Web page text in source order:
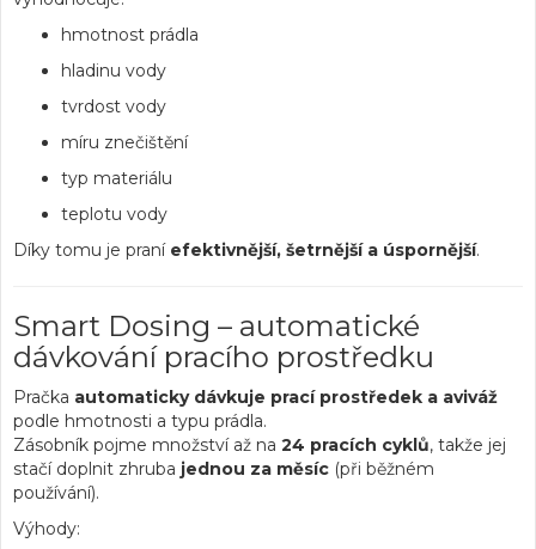
hmotnost prádla
hladinu vody
tvrdost vody
míru znečištění
typ materiálu
teplotu vody
Díky tomu je praní efektivnější, šetrnější a úspornější.
Smart Dosing – automatické
dávkování pracího prostředku
Pračka automaticky dávkuje prací prostředek a aviváž
podle hmotnosti a typu prádla.
Zásobník pojme množství až na 24 pracích cyklů, takže jej
stačí doplnit zhruba jednou za měsíc (při běžném
používání).
Výhody: